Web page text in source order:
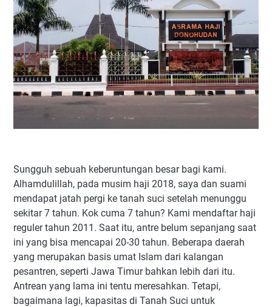
Sungguh sebuah keberuntungan besar bagi kami.
Alhamdulillah, pada musim haji 2018, saya dan suami
mendapat jatah pergi ke tanah suci setelah menunggu
sekitar 7 tahun. Kok cuma 7 tahun? Kami mendaftar haji
reguler tahun 2011. Saat itu, antre belum sepanjang saat
ini yang bisa mencapai 20-30 tahun. Beberapa daerah
yang merupakan basis umat Islam dari kalangan
pesantren, seperti Jawa Timur bahkan lebih dari itu.
Antrean yang lama ini tentu meresahkan. Tetapi,
bagaimana lagi, kapasitas di Tanah Suci untuk